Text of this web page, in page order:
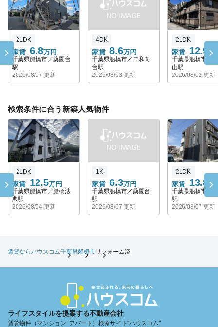
2LDK
家賃 6.8万円
千葉県船橋市／薬園台
駅
2026/08/07 更新
4DK
家賃 8.6万円
千葉県船橋市／二和向
台駅
2026/08/03 更新
2LDK
家賃 12.9 万
千葉県船橋市／
山駅
2026/08/02 更新
検索条件に合う新築人気物件
2LDK
家賃 12.5万円
千葉県船橋市／船橋法
典駅
2026/08/04 更新
1K
家賃 6.3万円
千葉県船橋市／薬園台
駅
2026/08/07 更新
2LDK
家賃 13.8 万
千葉県船橋市／
駅
2026/08/07 更新
賃貸ならハウスコム千葉県船橋市リフォーム済
ライフスタイルを提案する不動産会社
賃貸物件（マンション･アパート）検索サイト"ハウスコム"